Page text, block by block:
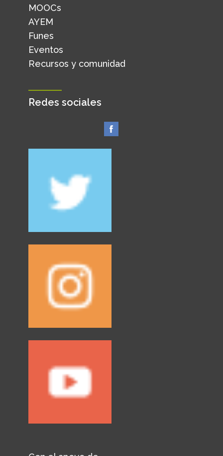
MOOCs
AYEM
Funes
Eventos
Recursos y comunidad
Redes sociales